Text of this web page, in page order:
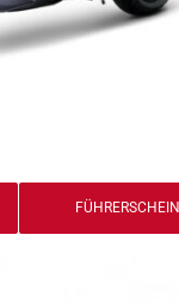
FÜHRERSCHEIN